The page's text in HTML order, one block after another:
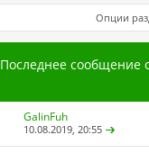
Опции
Последнее сообщение
GalinFuh
10.08.2019,20:55